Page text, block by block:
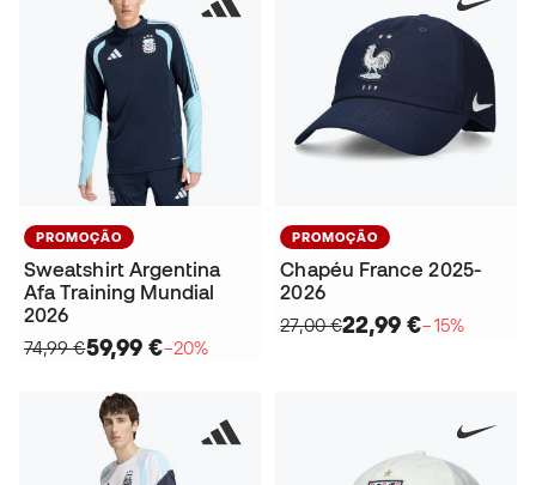
PROMOÇÃO
Sweatshirt Argentina
Afa Training Mundial
2026
74,99 €59,99 €−20%
PROMOÇÃO
Chapéu France 2025-
2026
27,00 €22,99 €−15%